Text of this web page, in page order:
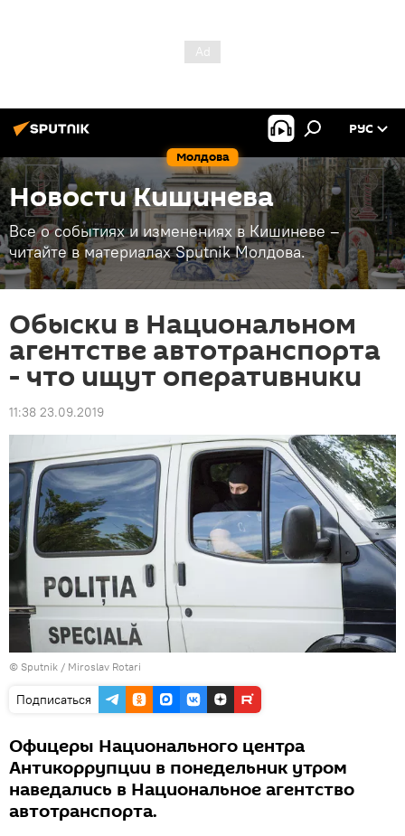
Молдова
РУС
Новости Кишинева
Все о событиях и изменениях в Кишиневе –
читайте в материалах Sputnik Молдова.
Обыски в Национальном
агентстве автотранспорта
- что ищут оперативники
11:38 23.09.2019
© Sputnik / Miroslav Rotari
Подписаться
Офицеры Национального центра
Антикоррупции в понедельник утром
наведались в Национальное агентство
автотранспорта.